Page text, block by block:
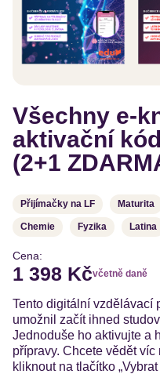
Všechny e-
aktivační
(2+1
Přijímačky na LF Maturita
Chemie Fyzika Latina
Cena:
1 398 Kčvčetně daně
Tento digitální vzdělávací
umožnil začít ihned
Jednoduše ho aktivujte a
přípravy. Chcete vědět
kliknout na tlačítko